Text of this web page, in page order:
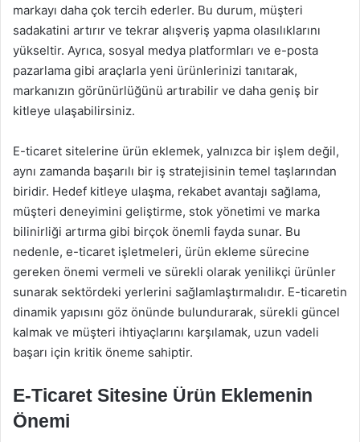
markayı daha çok tercih ederler. Bu durum, müşteri
sadakatini artırır ve tekrar alışveriş yapma olasılıklarını
yükseltir. Ayrıca, sosyal medya platformları ve e-posta
pazarlama gibi araçlarla yeni ürünlerinizi tanıtarak,
markanızın görünürlüğünü artırabilir ve daha geniş bir
kitleye ulaşabilirsiniz.
E-ticaret sitelerine ürün eklemek, yalnızca bir işlem değil,
aynı zamanda başarılı bir iş stratejisinin temel taşlarından
biridir. Hedef kitleye ulaşma, rekabet avantajı sağlama,
müşteri deneyimini geliştirme, stok yönetimi ve marka
bilinirliği artırma gibi birçok önemli fayda sunar. Bu
nedenle, e-ticaret işletmeleri, ürün ekleme sürecine
gereken önemi vermeli ve sürekli olarak yenilikçi ürünler
sunarak sektördeki yerlerini sağlamlaştırmalıdır. E-ticaretin
dinamik yapısını göz önünde bulundurarak, sürekli güncel
kalmak ve müşteri ihtiyaçlarını karşılamak, uzun vadeli
başarı için kritik öneme sahiptir.
E-Ticaret Sitesine Ürün Eklemenin
Önemi